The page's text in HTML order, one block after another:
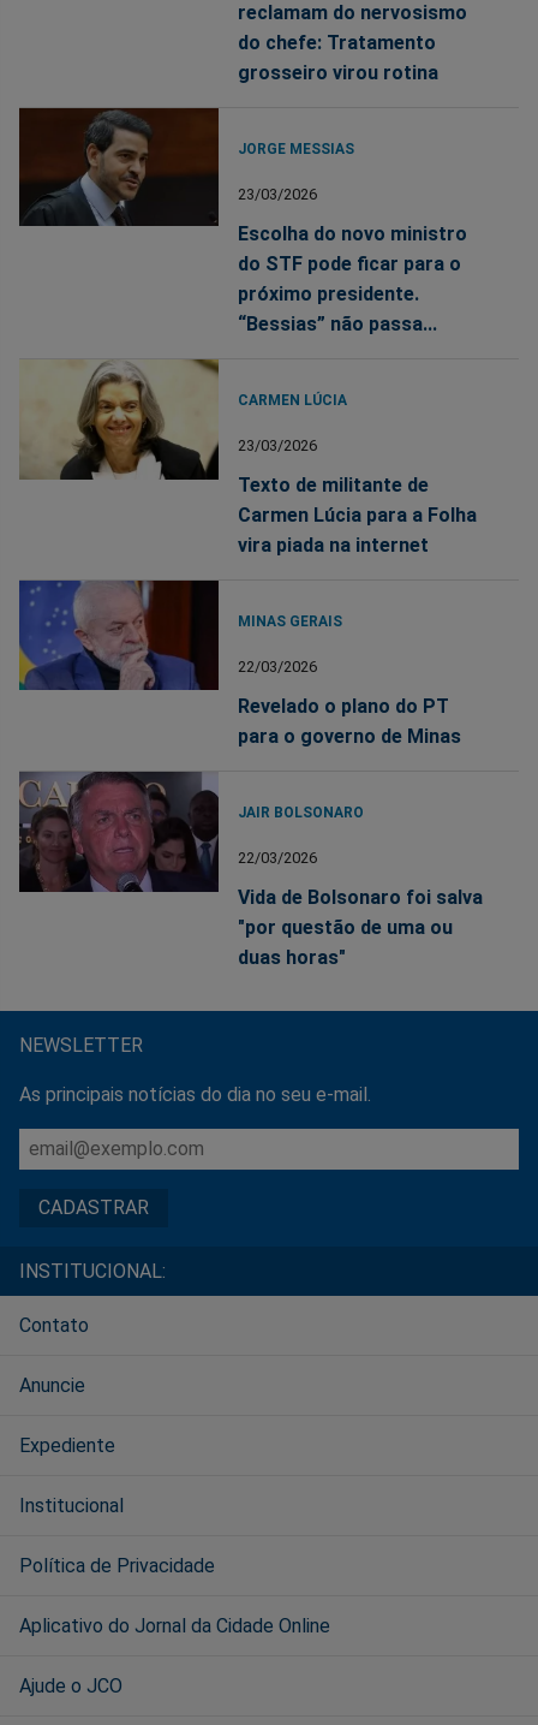
reclamam do nervosismo
do chefe: Tratamento
grosseiro virou rotina
JORGE MESSIAS
23/03/2026
Escolha do novo ministro
do STF pode ficar para o
próximo presidente.
“Bessias” não passa...
CARMEN LÚCIA
23/03/2026
Texto de militante de
Carmen Lúcia para a Folha
vira piada na internet
MINAS GERAIS
22/03/2026
Revelado o plano do PT
para o governo de Minas
JAIR BOLSONARO
22/03/2026
Vida de Bolsonaro foi salva
"por questão de uma ou
duas horas"
NEWSLETTER
As principais notícias do dia no seu e-mail.
INSTITUCIONAL:
Contato
Anuncie
Expediente
Institucional
Política de Privacidade
Aplicativo do Jornal da Cidade Online
Ajude o JCO